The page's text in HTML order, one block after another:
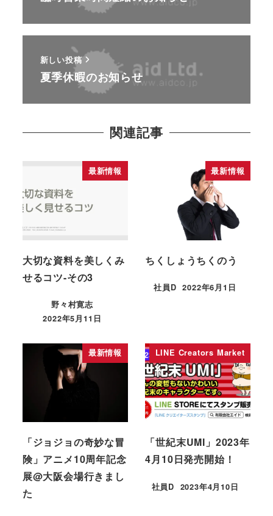
新しい投稿
夏季休暇のお知らせ
関連記事
最新情報
大切な資料を美しくみ
せるコツ-その3
野々村寛志
2022年5月11日
最新情報
ちくしょうちくのう
社員D 2022年6月1日
最新情報
「ジョジョの奇妙な冒
険」アニメ10周年記念
展@大阪会場行きまし
た
LINE Creators Market
「世紀末UMI」2023年
4月10日発売開始！
社員D 2023年4月10日